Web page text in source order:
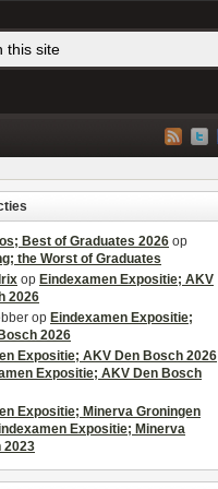
Best of Graduates 2026 op
the Worst of Graduates
op Eindexamen Expositie; AKV
2026
op Eindexamen Expositie;
2026
Expositie; AKV Den Bosch 2026
Expositie; AKV Den Bosch
Expositie; Minerva Groningen
Expositie; Minerva
2023